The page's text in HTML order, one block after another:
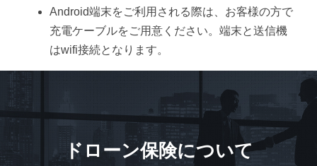
Android端末をご利用される際は、お客様の方で
充電ケーブルをご用意ください。端末と送信機
はwifi接続となります。
ドローン保険について